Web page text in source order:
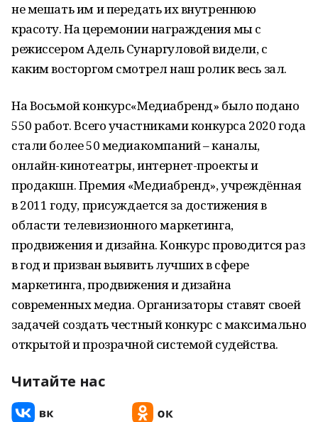
не мешать им и передать их внутреннюю
красоту. На церемонии награждения мы с
режиссером Адель Сунаргуловой видели, с
каким восторгом смотрел наш ролик весь зал.
На Восьмой конкурс«Медиабренд» было подано
550 работ. Всего участниками конкурса 2020 года
стали более 50 медиакомпаний – каналы,
онлайн-кинотеатры, интернет-проекты и
продакшн. Премия «Медиабренд», учреждённая
в 2011 году, присуждается за достижения в
области телевизионного маркетинга,
продвижения и дизайна. Конкурс проводится раз
в год и призван выявить лучших в сфере
маркетинга, продвижения и дизайна
современных медиа. Организаторы ставят своей
задачей создать честный конкурс с максимально
открытой и прозрачной системой судейства.
Читайте нас